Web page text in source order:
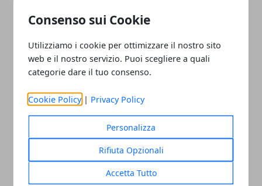
Consenso sui Cookie
Utilizziamo i cookie per ottimizzare il nostro sito
web e il nostro servizio. Puoi scegliere a quali
categorie dare il tuo consenso.
Cookie Policy | Privacy Policy
Personalizza
Rifiuta Opzionali
Accetta Tutto
Redazione